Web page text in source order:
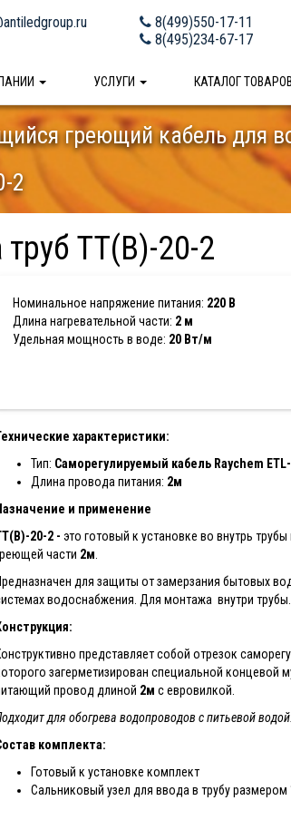
8(499)550-17-11
8(495)234-67-17
УСЛУГИ КАТАЛОГ ТОВАРОВ
греющий кабель для
2
TT(В)-20-2
Номинальное напряжение питания: 220 В
Длина нагревательной части: 2 м
Удельная мощность в воде: 20 Вт/м
характеристики:
Тип: Саморегулируемый кабель Raychem
Длина провода питания: 2м
и применение
20-2 - это готовый к установке во внутрь
части 2м
для защиты от замерзания бытовых
водоснабжения. Для монтажа внутри трубы.
представляет собой отрезок
загерметизирован специальной концевой
провод длиной 2м с евровилкой.
для обогрева водопроводов с питьевой водой.
комплекта:
Готовый к установке комплект
Сальниковый узел для ввода в трубу размером